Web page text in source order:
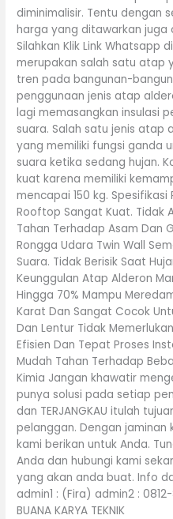
diminimalisir. Tentu dengan
harga yang ditawarkan juga
Silahkan Klik Link Whatsapp
merupakan salah satu atap
tren pada bangunan-
penggunaan jenis atap
lagi memasangkan insulasi
suara. Salah satu jenis atap
yang memiliki fungsi ganda
suara ketika sedang hujan.
kuat karena memiliki
mencapai 150 kg.
Rooftop Sangat Kuat. Tidak
Tahan Terhadap Asam Dan
Rongga Udara Twin Wall
Suara. Tidak Berisik Saat
Keunggulan Atap Alderon
Hingga 70% Mampu
Karat Dan Sangat Cocok
Dan Lentur Tidak
Efisien Dan Tepat Proses
Mudah Tahan Terhadap
Kimia Jangan khawatir
punya solusi pada setiap
dan TERJANGKAU itulah
pelanggan. Dengan
kami berikan untuk Anda.
Anda dan hubungi kami
yang akan anda buat. Info
admin1 : (Fira) admin2 :
BUANA KARYA TEKNIK